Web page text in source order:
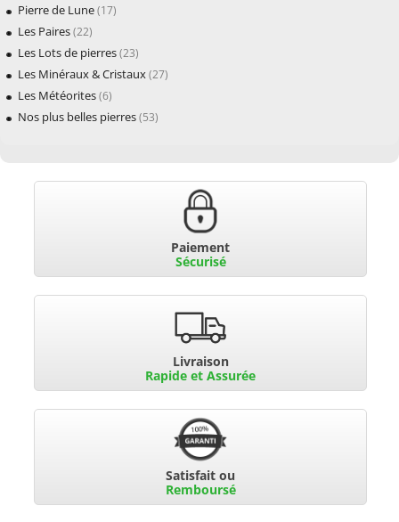
Pierre de Lune(17)
Les Paires(22)
Les Lots de pierres(23)
Les Minéraux & Cristaux(27)
Les Météorites(6)
Nos plus belles pierres(53)
Paiement
Sécurisé
Livraison
Rapide et Assurée
Satisfait ou
Remboursé